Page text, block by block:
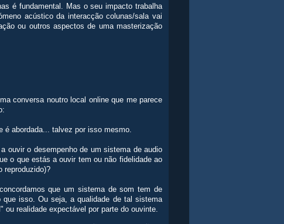
é fundamental. Mas o seu impacto trabalha
acústico da interacção colunas/sala vai
ou outros aspectos de uma masterização
conversa noutro local online que me parece
abordada... talvez por isso mesmo.
ouvir o desempenho de um sistema de audio
o que estás a ouvir tem ou não fidelidade ao
reproduzido)?
que um sistema de som tem de
isso. Ou seja, a qualidade de tal sistema
realidade expectável por parte do ouvinte.